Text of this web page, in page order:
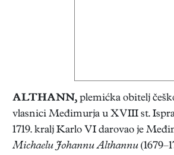
ALTHANN, plemićka obitelj
vlasnici Međimurja u XVIII st.
1719. kralj Karlo VI darovao je
Michaelu Johannu Althannu